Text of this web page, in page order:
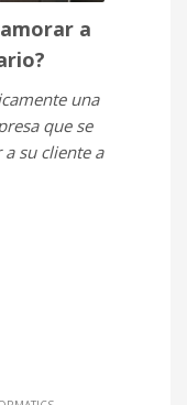
a
una
que se
su cliente a